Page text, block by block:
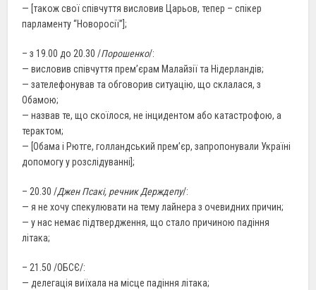
— [також свої співчуття висловив Царьов, тепер – спікер
парламенту “Новоросії”];
– з 19.00 до 20.30 /Порошенко/:
— висловив співчуття прем’єрам Малайзії та Нідерландів;
— зателефонував та обговорив ситуацію, що склалася, з
Обамою;
— назвав те, що скоїлося, не інцидентом або катастрофою, а
терактом;
— [Обама і Рютге, голландський прем’єр, запропонували Україні
допомогу у розслідуванні];
– 20.30 /Джен Псакі, речник Держдепу/:
— я не хочу спекулювати на тему лайнера з очевидних причин;
— у нас немає підтвердження, що стало причиною падіння
літака;
– 21.50 /ОБСЄ/:
— делегація виїхала на місце падіння літака;